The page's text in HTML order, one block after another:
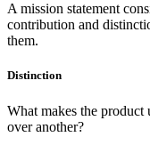
A mission statement
contribution and
them.
Distinction
What makes the
over another?